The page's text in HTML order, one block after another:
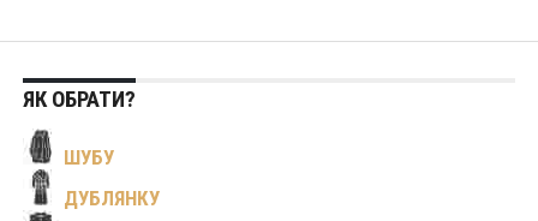
ЯК ОБРАТИ?
ШУБУ
ДУБЛЯНКУ